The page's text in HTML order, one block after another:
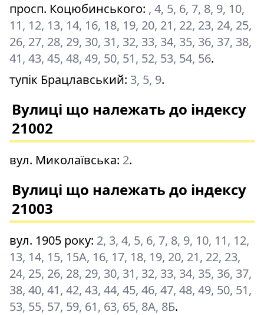
просп. Коцюбинського: , 4, 5, 6, 7, 8, 9, 10,
11, 12, 13, 14, 16, 18, 19, 20, 21, 22, 23, 24, 25,
26, 27, 28, 29, 30, 31, 32, 33, 34, 35, 36, 37, 38,
41, 43, 45, 48, 49, 50, 51, 52, 53, 54, 56.
тупік Брацлавський: 3, 5, 9.
Вулиці що належать до індексу
21002
вул. Миколаївська: 2.
Вулиці що належать до індексу
21003
вул. 1905 року: 2, 3, 4, 5, 6, 7, 8, 9, 10, 11, 12,
13, 14, 15, 15А, 16, 17, 18, 19, 20, 21, 22, 23,
24, 25, 26, 28, 29, 30, 31, 32, 33, 34, 35, 36, 37,
38, 40, 41, 42, 43, 44, 45, 46, 47, 48, 49, 50, 51,
53, 55, 57, 59, 61, 63, 65, 8А, 8Б.